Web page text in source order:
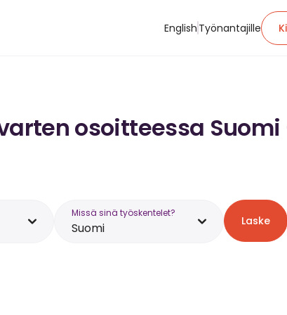
English Työnantajille
osoitteessa Suomi
Missä sinä työskentelet?
Suomi Laske